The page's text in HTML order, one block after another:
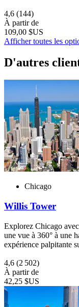
4,6 (144)
À partir de
109,00 $US
Afficher toutes les
D'autres
Chicago
Willis Tower
Explorez Chicago
une vue à 360° à une
expérience palpitante
4,6 (2 502)
À partir de
42,25 $US